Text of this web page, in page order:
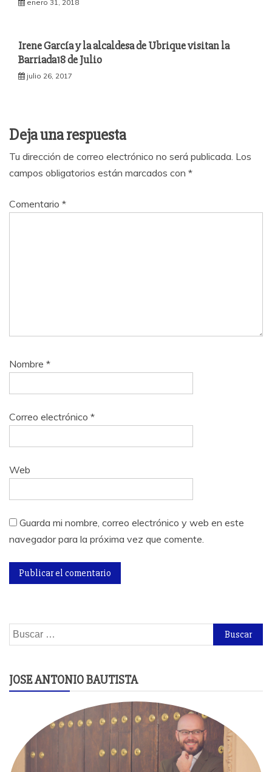
enero 31, 2018
Irene García y la alcaldesa de Ubrique visitan la
Barriada18 de Julio
julio 26, 2017
Deja una respuesta
Tu dirección de correo electrónico no será publicada. Los
campos obligatorios están marcados con *
Comentario *
Nombre *
Correo electrónico *
Web
Guarda mi nombre, correo electrónico y web en este
navegador para la próxima vez que comente.
Buscar:
JOSE ANTONIO BAUTISTA